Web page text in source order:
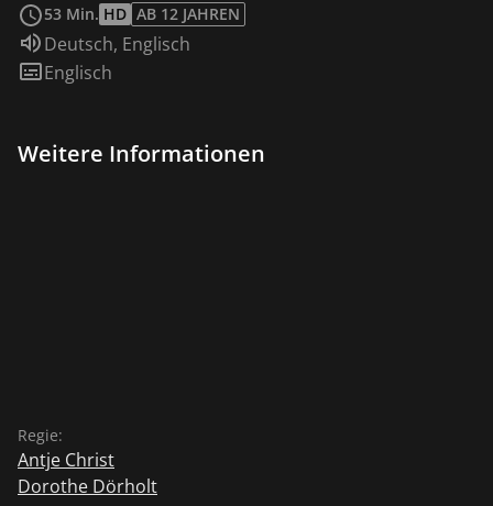
53 Min. HD AB 12 JAHREN
Sprache:
Deutsch, Englisch
Untertitel:
Englisch
Weitere Informationen
Regie:
Antje Christ
Dorothe Dörholt